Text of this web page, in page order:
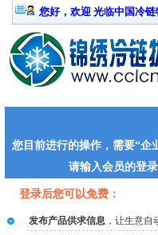
您好，欢迎 光临中国冷链
您目前进行的操作，需要“
请输入会员的登
登录后您可以免费：
发布产品供求信息 ，让生意自